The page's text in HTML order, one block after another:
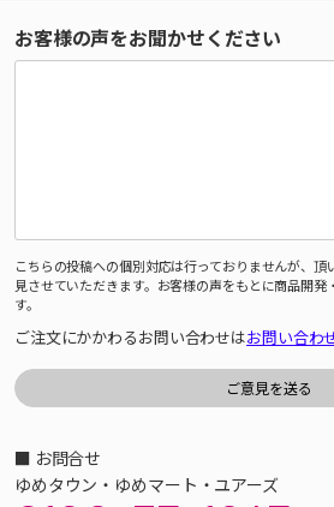
お客様の声をお聞かせください
こちらの投稿への個別対応は行っておりませんが、
見させていただきます。お客様の声をもとに商品開発
す。
ご注文にかかわるお問い合わせはお問い合わ
■ お問合せ
ゆめタウン・ゆめマート・ユアーズ